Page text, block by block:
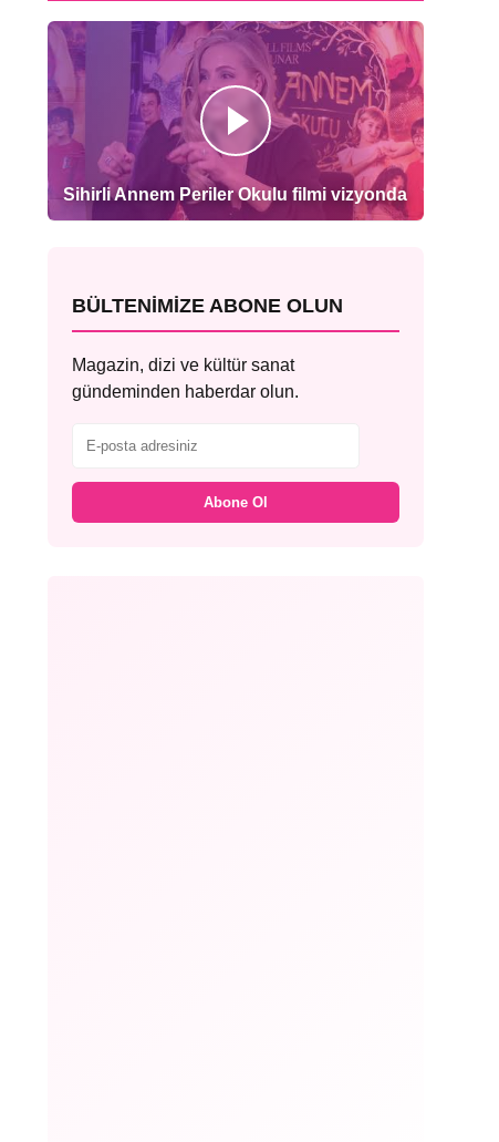
Sihirli Annem Periler Okulu filmi vizyonda
BÜLTENIMIZE ABONE OLUN
Magazin, dizi ve kültür sanat
gündeminden haberdar olun.
Abone Ol